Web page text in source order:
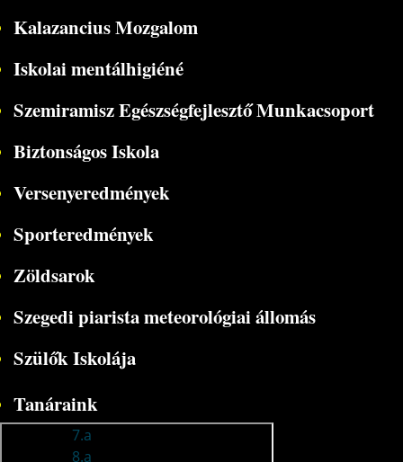
Kalazancius Mozgalom
Iskolai mentálhigiéné
Szemiramisz Egészségfejlesztő Munkacsoport
Biztonságos Iskola
Versenyeredmények
Sporteredmények
Zöldsarok
Szegedi piarista meteorológiai állomás
Szülők Iskolája
Tanáraink